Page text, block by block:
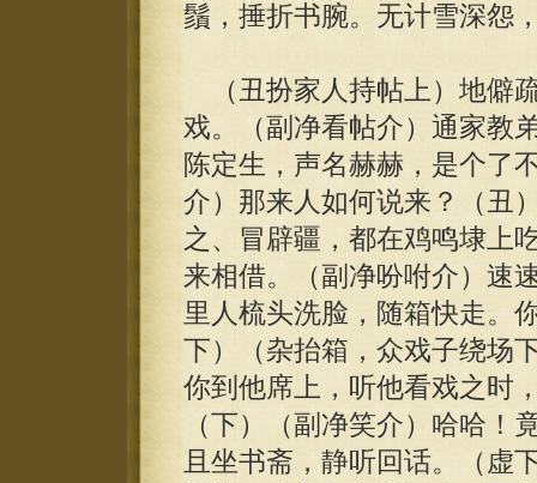
鬚，捶折书腕。无计雪深怨
（丑扮家人持帖上）地僻
戏。（副净看帖介）通家教
陈定生，声名赫赫，是个了
介）那来人如何说来？（丑
之、冒辟疆，都在鸡鸣埭上
来相借。（副净吩咐介）速
里人梳头洗脸，随箱快走。
下）（杂抬箱，众戏子绕场
你到他席上，听他看戏之时
（下）（副净笑介）哈哈！
且坐书斋，静听回话。（虚